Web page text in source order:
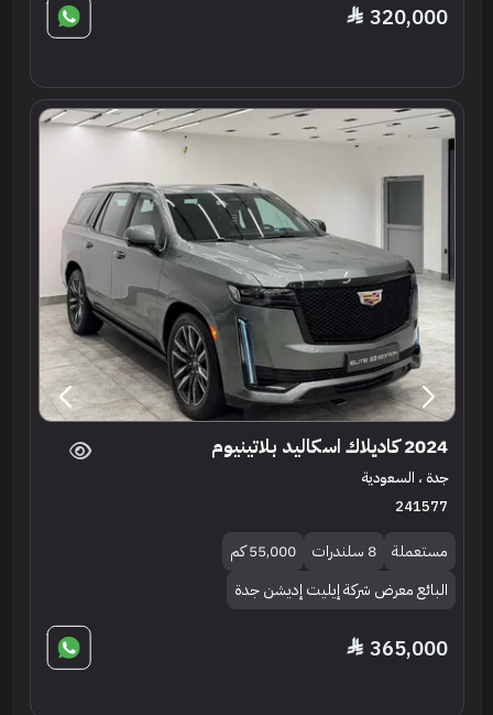
320,000
2024 كاديلاك اسكاليد بلاتينيوم
جدة ، السعودية
241577
مستعملة 8 سلندرات
55,000 كم
البائع معرض شركة إيليت إديشن جدة
365,000